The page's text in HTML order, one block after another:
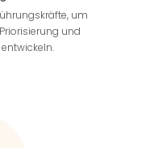
um
und